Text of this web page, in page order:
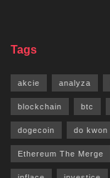
Tags
akcie analyza
blockchain btc
dogecoin do kwon
Ethereum The Merge